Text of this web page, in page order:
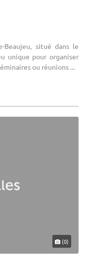
Beaujeu, situé dans le
unique pour organiser
ou réunions ...
(0)